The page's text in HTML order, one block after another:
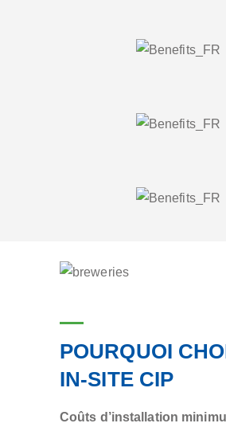
POURQUOI
IN-SITE CIP
Coûts d’installation